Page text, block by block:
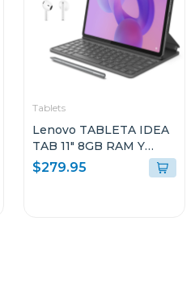
Tablets
Lenovo TABLETA IDEA
TAB 11" 8GB RAM Y
128GB
ALMACENAMIENTO
$279.95